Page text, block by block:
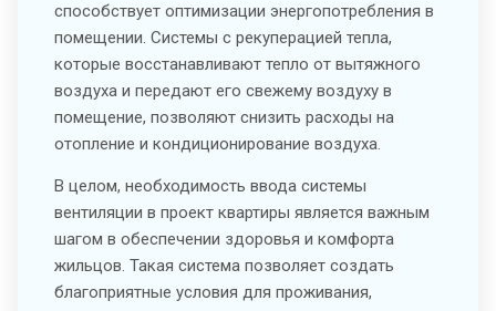
способствует оптимизации энергопотребления в
помещении. Системы с рекуперацией тепла,
которые восстанавливают тепло от вытяжного
воздуха и передают его свежему воздуху в
помещение, позволяют снизить расходы на
отопление и кондиционирование воздуха.
В целом, необходимость ввода системы
вентиляции в проект квартиры является важным
шагом в обеспечении здоровья и комфорта
жильцов. Такая система позволяет создать
благоприятные условия для проживания,